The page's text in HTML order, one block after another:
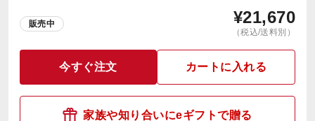
販売中 ¥21,670
（税込/送料別）
今すぐ注文 カートに入れる
家族や知り合いにeギフトで贈る